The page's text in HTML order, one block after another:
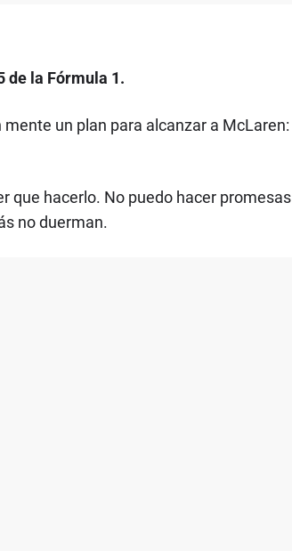
de la Fórmula 1.
un plan para alcanzar a McLaren:
que hacerlo. No puedo hacer promesas
no duerman.